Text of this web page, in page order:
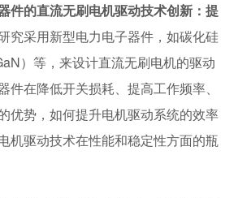
件的直流无刷电机驱动技术创新：提
究采用新型电力电子器件，如碳化硅
）等，来设计直流无刷电机的驱动
件在降低开关损耗、提高工作频率、
优势，如何提升电机驱动系统的效率
机驱动技术在性能和稳定性方面的瓶